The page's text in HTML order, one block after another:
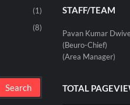
(1)
(8)
STAFF/TEAM
Pavan Kumar
(Beuro-Chief)
(Area Manager)
TOTAL